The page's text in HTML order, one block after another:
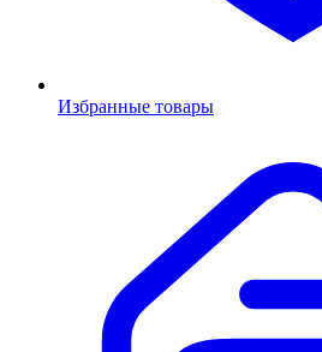
Избранные товары